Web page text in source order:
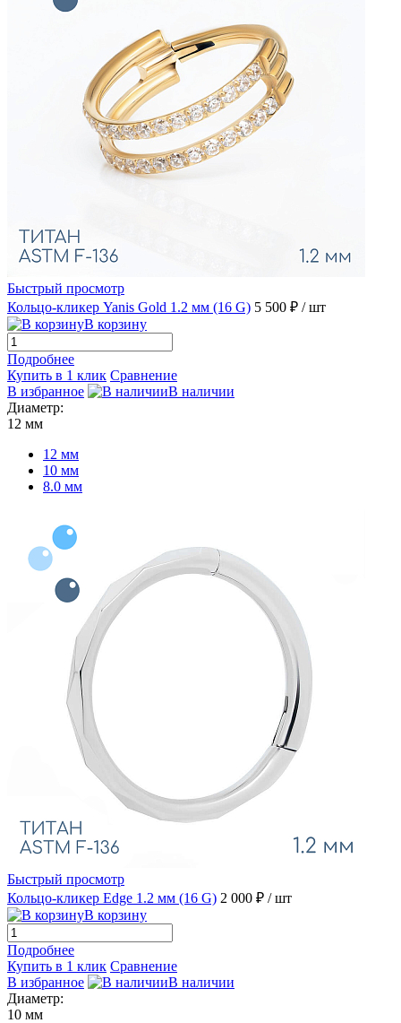
Быстрый просмотр
Кольцо-кликер Yanis Gold 1.2 мм (16 G) 5 500 ₽ / шт
В корзину
Подробнее
Купить в 1 клик Сравнение
В избранное
В наличии
Диаметр:
12 мм
12 мм
10 мм
8.0 мм
Быстрый просмотр
Кольцо-кликер Edge 1.2 мм (16 G) 2 000 ₽ / шт
В корзину
Подробнее
Купить в 1 клик Сравнение
В избранное
В наличии
Диаметр:
10 мм